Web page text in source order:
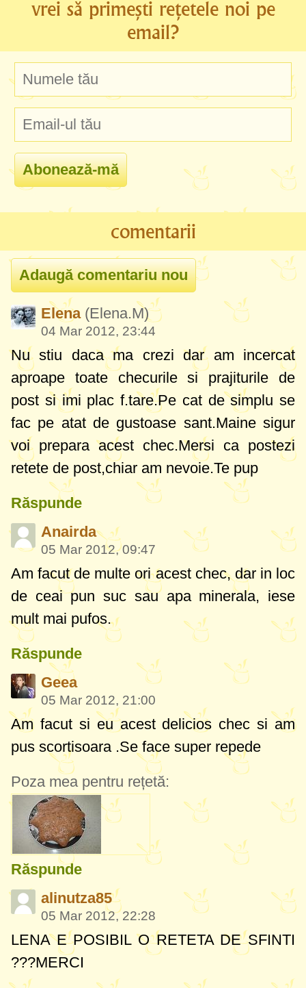
vrei să primești rețetele noi pe
email?
comentarii
Elena (Elena.M)
04 Mar 2012, 23:44
Nu stiu daca ma crezi dar am incercat
aproape toate checurile si prajiturile de
post si imi plac f.tare.Pe cat de simplu se
fac pe atat de gustoase sant.Maine sigur
voi prepara acest chec.Mersi ca postezi
retete de post,chiar am nevoie.Te pup
Răspunde
Anairda
05 Mar 2012, 09:47
Am facut de multe ori acest chec, dar in loc
de ceai pun suc sau apa minerala, iese
mult mai pufos.
Răspunde
Geea
05 Mar 2012, 21:00
Am facut si eu acest delicios chec si am
pus scortisoara .Se face super repede
Poza mea pentru rețetă:
Răspunde
alinutza85
05 Mar 2012, 22:28
LENA E POSIBIL O RETETA DE SFINTI
???MERCI